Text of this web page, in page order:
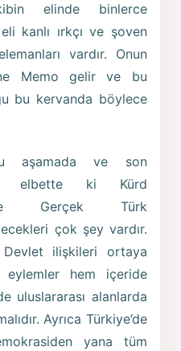
elinde binlerce
kanlı ırkçı ve şoven
vardır. Onun
Memo gelir ve bu
bu kervanda böylece
aşamada ve son
elbette ki Kürd
ve Gerçek Türk
çok şey vardır.
Devlet ilişkileri ortaya
hem içeride
uluslararası alanlarda
Ayrıca Türkiye’de
yana tüm